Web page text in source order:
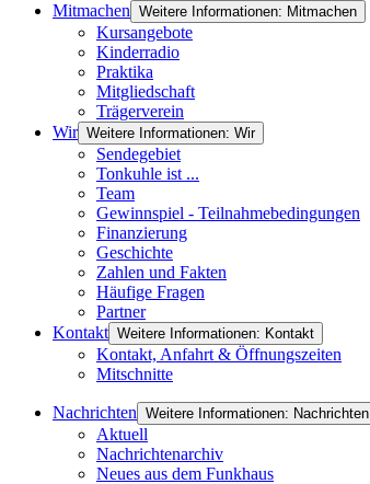
Mitmachen Weitere Informationen: Mitmachen
Kursangebote
Kinderradio
Praktika
Mitgliedschaft
Trägerverein
Wir Weitere Informationen: Wir
Sendegebiet
Tonkuhle ist ...
Team
Gewinnspiel - Teilnahmebedingungen
Finanzierung
Geschichte
Zahlen und Fakten
Häufige Fragen
Partner
Kontakt Weitere Informationen: Kontakt
Kontakt, Anfahrt & Öffnungszeiten
Mitschnitte
Nachrichten Weitere Informationen: Nachrichten
Aktuell
Nachrichtenarchiv
Neues aus dem Funkhaus